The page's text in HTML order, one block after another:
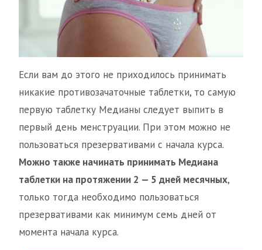
Если вам до этого не приходилось принимать
никакие противозачаточные таблетки, то самую
первую таблетку Медианы следует выпить в
первый день менструации. При этом можно не
пользоваться презервативами с начала курса.
Можно также начинать принимать Медиана
таблетки на протяжении 2 — 5 дней месячных,
только тогда необходимо пользоваться
презервативами как минимум семь дней от
момента начала курса.